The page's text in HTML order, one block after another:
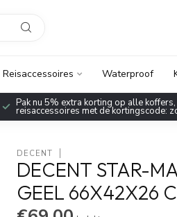
Reisaccessoires Waterproof
Pak nu 5% extra korting op alle
reisaccessoires met de kortingscode:
DECENT
DECENT STAR-
GEEL 66X42X26